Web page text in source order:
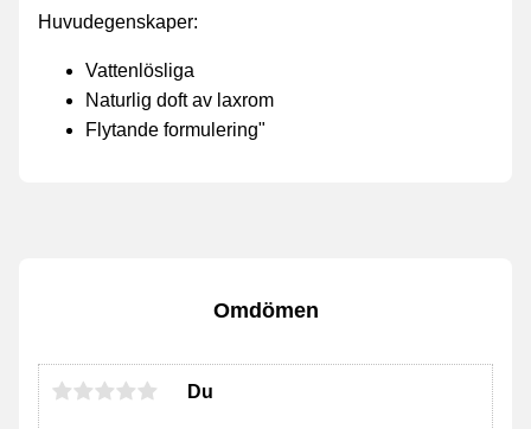
Huvudegenskaper:
Vattenlösliga
Naturlig doft av laxrom
Flytande formulering"
Omdömen
Du